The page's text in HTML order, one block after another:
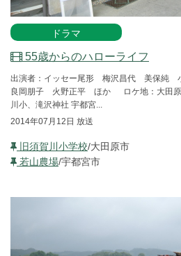
ドラマ
55歳からのハローライフ
出演者：イッセー尾形 梅沢昌代 美保純
良岡朋子 火野正平 ほか ロケ地：大田原
川小、滝沢神社 宇都宮...
2014年07月12日 放送
旧須賀川小学校/大田原市
若山農場/宇都宮市